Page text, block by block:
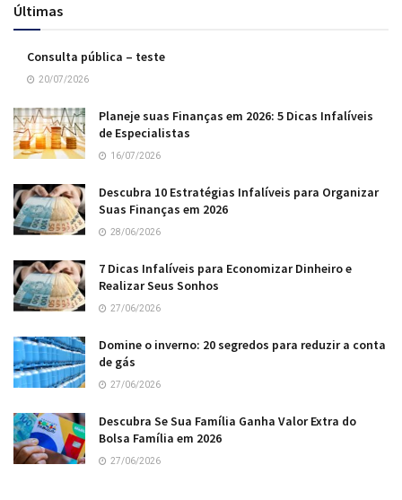
Últimas
Consulta pública – teste
20/07/2026
Planeje suas Finanças em 2026: 5 Dicas Infalíveis
de Especialistas
16/07/2026
Descubra 10 Estratégias Infalíveis para Organizar
Suas Finanças em 2026
28/06/2026
7 Dicas Infalíveis para Economizar Dinheiro e
Realizar Seus Sonhos
27/06/2026
Domine o inverno: 20 segredos para reduzir a conta
de gás
27/06/2026
Descubra Se Sua Família Ganha Valor Extra do
Bolsa Família em 2026
27/06/2026